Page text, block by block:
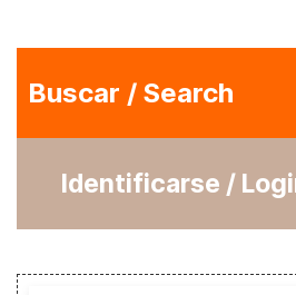
Buscar / Search
Identificarse /